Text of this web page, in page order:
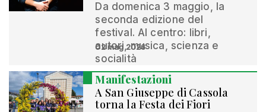
Da domenica 3 maggio, la
seconda edizione del
festival. Al centro: libri,
autori, musica, scienza e
socialità
02 mag 2026
Manifestazioni
A San Giuseppe di Cassola
torna la Festa dei Fiori